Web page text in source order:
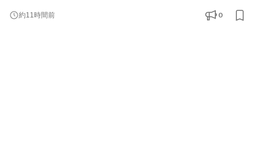
極的に募集しています。 AIを相棒に、圧倒的なスピードと品質を
実現し、最先端の技術を使いこなすエンジニアへ成長したい方を
約11時間前 0